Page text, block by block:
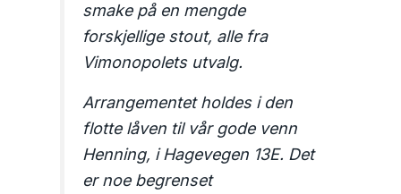
smake på en mengde
forskjellige stout, alle fra
Vimonopolets utvalg.
Arrangementet holdes i den
flotte låven til vår gode venn
Henning, i Hagevegen 13E. Det
er noe begrenset